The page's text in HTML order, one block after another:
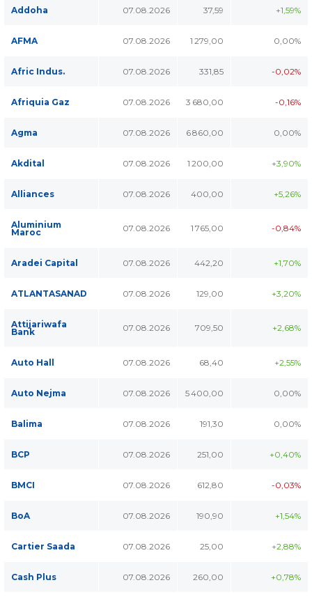
Addoha 07.08.2026 37,59 +1,59%
AFMA 07.08.2026 1 279,00 0,00%
Afric Indus. 07.08.2026 331,85 -0,02%
Afriquia Gaz 07.08.2026 3 680,00 -0,16%
Agma 07.08.2026 6 860,00 0,00%
Akdital 07.08.2026 1 200,00 +3,90%
Alliances 07.08.2026 400,00 +5,26%
Aluminium
Maroc 07.08.2026 1 765,00 -0,84%
Aradei Capital 07.08.2026 442,20 +1,70%
ATLANTASANAD 07.08.2026 129,00 +3,20%
Attijariwafa
Bank 07.08.2026 709,50 +2,68%
Auto Hall 07.08.2026 68,40 +2,55%
Auto Nejma 07.08.2026 5 400,00 0,00%
Balima 07.08.2026 191,30 0,00%
BCP 07.08.2026 251,00 +0,40%
BMCI 07.08.2026 612,80 -0,03%
BoA 07.08.2026 190,90 +1,54%
Cartier Saada 07.08.2026 25,00 +2,88%
Cash Plus 07.08.2026 260,00 +0,78%